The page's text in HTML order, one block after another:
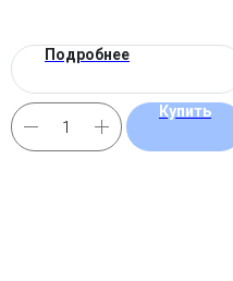
Подробнее
Купить